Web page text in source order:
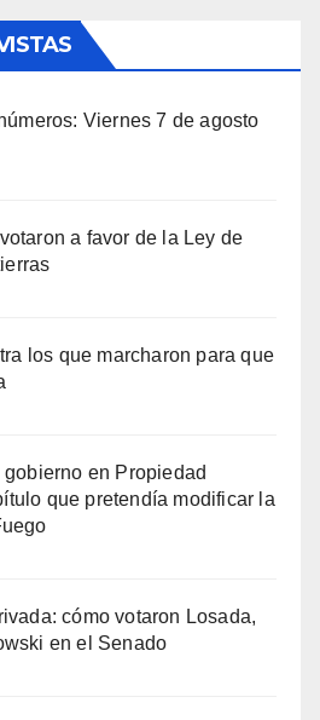
Viernes 7 de agosto
a favor de la Ley de
los que marcharon para que
en Propiedad
que pretendía modificar la
cómo votaron Losada,
en el Senado